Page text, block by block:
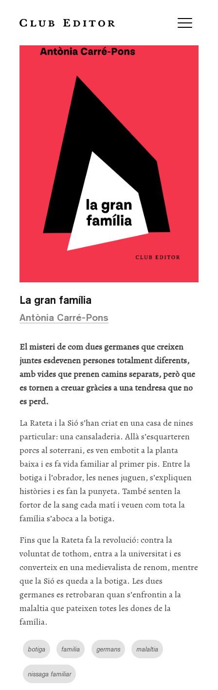
La gran família
Antònia Carré-Pons
El misteri de com dues germanes que creixen
juntes esdevenen persones totalment diferents,
amb vides que prenen camins separats, però que
es tornen a creuar gràcies a una tendresa que no
es perd.
La Rateta i la Sió s’han criat en una casa de nines
particular: una cansaladeria. Allà s’esquarteren
porcs al soterrani, es ven embotit a la planta
baixa i es fa vida familiar al primer pis. Entre la
botiga i l’obrador, les nenes juguen, s’expliquen
històries i es fan la punyeta. També senten la
fortor de la sang cada matí i veuen com tota la
família s’aboca a la botiga.
Fins que la Rateta fa la revolució: contra la
voluntat de tothom, entra a la universitat i es
converteix en una medievalista de renom, mentre
que la Sió es queda a la botiga. Les dues
germanes es retrobaran quan s’enfrontin a la
malaltia que pateixen totes les dones de la
família.
botiga familia germans malaltia
nissaga familiar